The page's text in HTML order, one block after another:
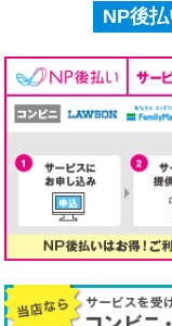
NP後